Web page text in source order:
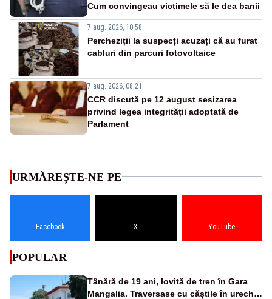
Cum convingeau victimele să le dea banii
7 aug. 2026, 10:58
Percheziții la suspecți acuzați că au furat
cabluri din parcuri fotovoltaice
7 aug. 2026, 08:21
CCR discută pe 12 august sesizarea
privind legea integrității adoptată de
Parlament
URMĂREȘTE-NE PE
Facebook X YouTube
POPULAR
Tânără de 19 ani, lovită de tren în Gara
Mangalia. Traversase cu căștile în urechi